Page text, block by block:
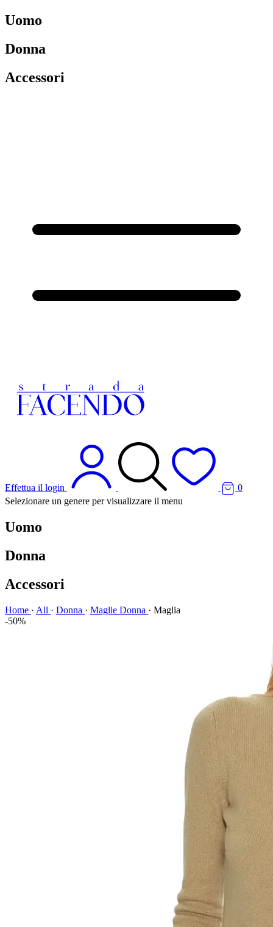
Uomo
Donna
Accessori
Effettua il login
0
Selezionare un genere per visualizzare il menu
Uomo
Donna
Accessori
Home · All · Donna · Maglie Donna · Maglia
-50%